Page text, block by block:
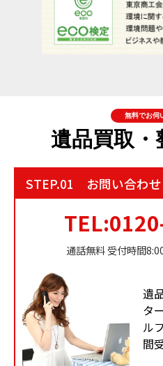
無料でお伺
遺品買取・
STEP.01 お問い合わせ
通話無料 受付時間
遺
タ
ル
間